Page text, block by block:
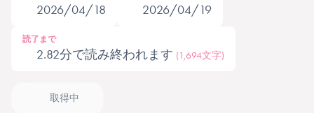
2026/04/18 2026/04/19
読了まで
2.82分で読み終われます (1,694文字)
取得中